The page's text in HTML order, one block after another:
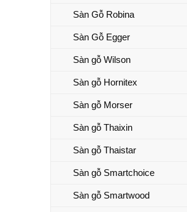
Sàn Gỗ Robina
Sàn Gỗ Egger
Sàn gỗ Wilson
Sàn gỗ Hornitex
Sàn gỗ Morser
Sàn gỗ Thaixin
Sàn gỗ Thaistar
Sàn gỗ Smartchoice
Sàn gỗ Smartwood